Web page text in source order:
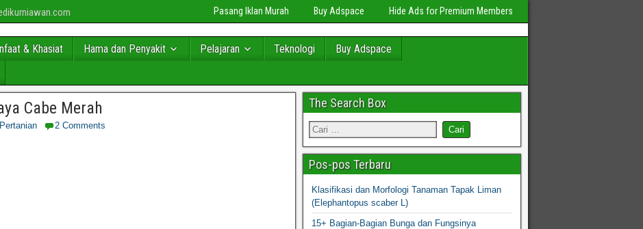
Pasang Iklan Murah Buy Adspace Hide Ads for Premium Members
& Khasiat Hama dan Penyakit Pelajaran Teknologi
Buy Adspace
Cabe Merah
Pertanian 2 Comments
The Search Box
Pos-pos Terbaru
Klasifikasi dan Morfologi Tanaman Tapak Liman
(Elephantopus scaber L)
15+ Bagian-Bagian Bunga dan Fungsinya